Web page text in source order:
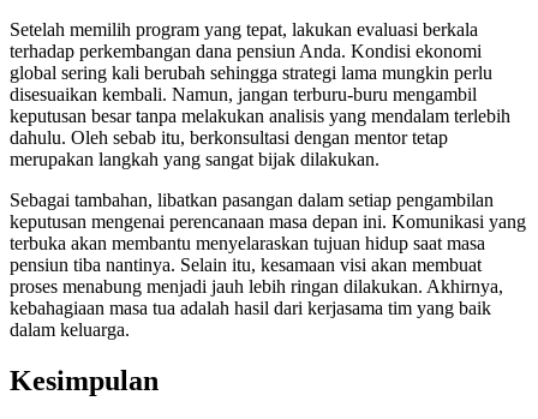
Setelah memilih program yang tepat, lakukan evaluasi berkala
terhadap perkembangan dana pensiun Anda. Kondisi ekonomi
global sering kali berubah sehingga strategi lama mungkin perlu
disesuaikan kembali. Namun, jangan terburu-buru mengambil
keputusan besar tanpa melakukan analisis yang mendalam terlebih
dahulu. Oleh sebab itu, berkonsultasi dengan mentor tetap
merupakan langkah yang sangat bijak dilakukan.
Sebagai tambahan, libatkan pasangan dalam setiap pengambilan
keputusan mengenai perencanaan masa depan ini. Komunikasi yang
terbuka akan membantu menyelaraskan tujuan hidup saat masa
pensiun tiba nantinya. Selain itu, kesamaan visi akan membuat
proses menabung menjadi jauh lebih ringan dilakukan. Akhirnya,
kebahagiaan masa tua adalah hasil dari kerjasama tim yang baik
dalam keluarga.
Kesimpulan